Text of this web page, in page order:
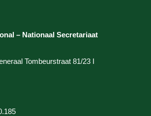
– Nationaal Secretariaat
Tombeurstraat 81/23 I